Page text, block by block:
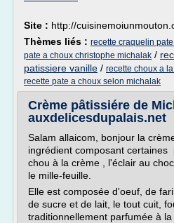
Site : http://
Thèmes liés : recette craquelin
pate a choux christophe michalak /
patissiere vanille / recette choux a
recette pate a choux selon michalak
Crème pâtissiére de
auxdelicesdupalais.net
Salam allaicom, bonjour la
ingrédient composant certaines
chou à la crème , l'éclair au
le mille-feuille.
Elle est composée d'oeuf, de
de sucre et de lait, le tout cuit,
traditionnellement parfumée à